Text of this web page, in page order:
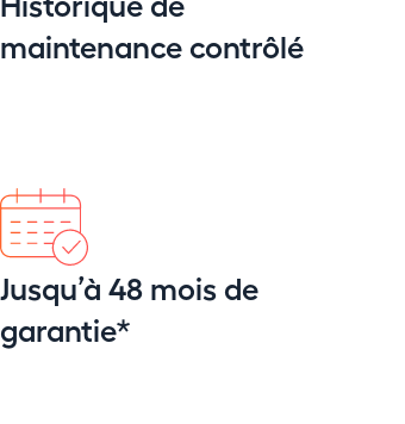
maintenance contrôlé
Jusqu’à 48 mois de
garantie*